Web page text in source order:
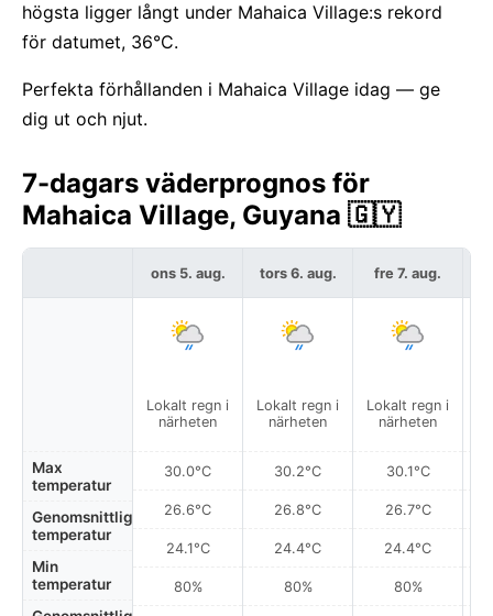
högsta ligger långt under Mahaica Village:s rekord
för datumet, 36°C.
Perfekta förhållanden i Mahaica Village idag — ge
dig ut och njut.
7-dagars väderprognos för
Mahaica Village, Guyana 🇬🇾
Max
temperatur
Genomsnittlig
temperatur
Min
temperatur
ons 5. aug.
Lokalt regn i
närheten
30.0°C
26.6°C
24.1°C
80%
tors 6. aug.
Lokalt regn i
närheten
30.2°C
26.8°C
24.4°C
80%
fre 7. aug.
Lokalt regn i
närheten
30.1°C
26.7°C
24.4°C
80%